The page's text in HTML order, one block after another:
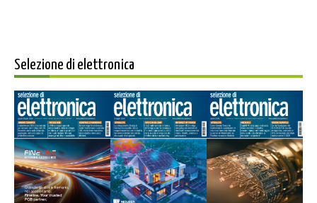
Selezione di elettronica